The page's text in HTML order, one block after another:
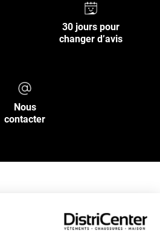
30 jours pour
changer d’avis
Nous
contacter